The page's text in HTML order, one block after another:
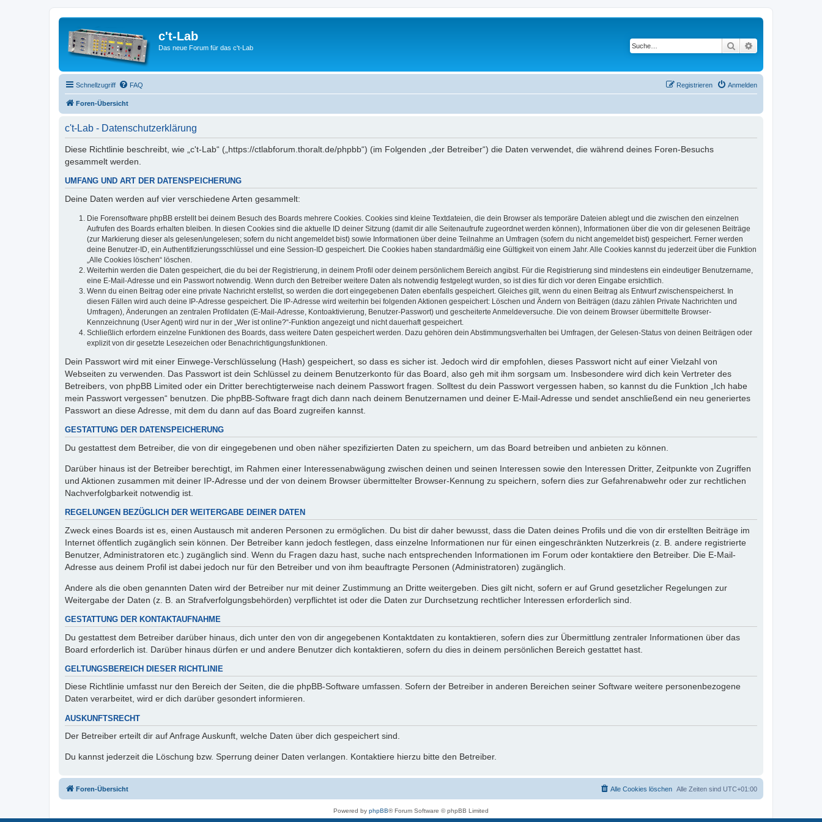
c't-Lab
Das neue Forum für das c't-Lab Suche
Schnellzugriff FAQ Anmelden
Registrieren
Foren-Übersicht
c't-Lab - Datenschutzerklärung
Diese Richtlinie beschreibt, wie „c't-Lab“ („https://ctlabforum.thoralt.de/phpbb“) (im Folgenden „der Betreiber“) die Daten verwendet, die während deines Foren-Besuchs
gesammelt werden.
UMFANG UND ART DER DATENSPEICHERUNG
Deine Daten werden auf vier verschiedene Arten gesammelt:
Die Forensoftware phpBB erstellt bei deinem Besuch des Boards mehrere Cookies. Cookies sind kleine Textdateien, die dein Browser als temporäre Dateien ablegt und die zwischen den einzelnen
Aufrufen des Boards erhalten bleiben. In diesen Cookies sind die aktuelle ID deiner Sitzung (damit dir alle Seitenaufrufe zugeordnet werden können), Informationen über die von dir gelesenen Beiträge
(zur Markierung dieser als gelesen/ungelesen; sofern du nicht angemeldet bist) sowie Informationen über deine Teilnahme an Umfragen (sofern du nicht angemeldet bist) gespeichert. Ferner werden
deine Benutzer-ID, ein Authentifizierungsschlüssel und eine Session-ID gespeichert. Die Cookies haben standardmäßig eine Gültigkeit von einem Jahr. Alle Cookies kannst du jederzeit über die Funktion
„Alle Cookies löschen“ löschen.
Weiterhin werden die Daten gespeichert, die du bei der Registrierung, in deinem Profil oder deinem persönlichem Bereich angibst. Für die Registrierung sind mindestens ein eindeutiger Benutzername,
eine E-Mail-Adresse und ein Passwort notwendig. Wenn durch den Betreiber weitere Daten als notwendig festgelegt wurden, so ist dies für dich vor deren Eingabe ersichtlich.
Wenn du einen Beitrag oder eine private Nachricht erstellst, so werden die dort eingegebenen Daten ebenfalls gespeichert. Gleiches gilt, wenn du einen Beitrag als Entwurf zwischenspeicherst. In
diesen Fällen wird auch deine IP-Adresse gespeichert. Die IP-Adresse wird weiterhin bei folgenden Aktionen gespeichert: Löschen und Ändern von Beiträgen (dazu zählen Private Nachrichten und
Umfragen), Änderungen an zentralen Profildaten (E-Mail-Adresse, Kontoaktivierung, Benutzer-Passwort) und gescheiterte Anmeldeversuche. Die von deinem Browser übermittelte Browser-
Kennzeichnung (User Agent) wird nur in der „Wer ist online?“-Funktion angezeigt und nicht dauerhaft gespeichert.
Schließlich erfordern einzelne Funktionen des Boards, dass weitere Daten gespeichert werden. Dazu gehören dein Abstimmungsverhalten bei Umfragen, der Gelesen-Status von deinen Beiträgen oder
explizit von dir gesetzte Lesezeichen oder Benachrichtigungsfunktionen.
Dein Passwort wird mit einer Einwege-Verschlüsselung (Hash) gespeichert, so dass es sicher ist. Jedoch wird dir empfohlen, dieses Passwort nicht auf einer Vielzahl von
Webseiten zu verwenden. Das Passwort ist dein Schlüssel zu deinem Benutzerkonto für das Board, also geh mit ihm sorgsam um. Insbesondere wird dich kein Vertreter des
Betreibers, von phpBB Limited oder ein Dritter berechtigterweise nach deinem Passwort fragen. Solltest du dein Passwort vergessen haben, so kannst du die Funktion „Ich habe
mein Passwort vergessen“ benutzen. Die phpBB-Software fragt dich dann nach deinem Benutzernamen und deiner E-Mail-Adresse und sendet anschließend ein neu generiertes
Passwort an diese Adresse, mit dem du dann auf das Board zugreifen kannst.
GESTATTUNG DER DATENSPEICHERUNG
Du gestattest dem Betreiber, die von dir eingegebenen und oben näher spezifizierten Daten zu speichern, um das Board betreiben und anbieten zu können.
Darüber hinaus ist der Betreiber berechtigt, im Rahmen einer Interessenabwägung zwischen deinen und seinen Interessen sowie den Interessen Dritter, Zeitpunkte von Zugriffen
und Aktionen zusammen mit deiner IP-Adresse und der von deinem Browser übermittelter Browser-Kennung zu speichern, sofern dies zur Gefahrenabwehr oder zur rechtlichen
Nachverfolgbarkeit notwendig ist.
REGELUNGEN BEZÜGLICH DER WEITERGABE DEINER DATEN
Zweck eines Boards ist es, einen Austausch mit anderen Personen zu ermöglichen. Du bist dir daher bewusst, dass die Daten deines Profils und die von dir erstellten Beiträge im
Internet öffentlich zugänglich sein können. Der Betreiber kann jedoch festlegen, dass einzelne Informationen nur für einen eingeschränkten Nutzerkreis (z. B. andere registrierte
Benutzer, Administratoren etc.) zugänglich sind. Wenn du Fragen dazu hast, suche nach entsprechenden Informationen im Forum oder kontaktiere den Betreiber. Die E-Mail-
Adresse aus deinem Profil ist dabei jedoch nur für den Betreiber und von ihm beauftragte Personen (Administratoren) zugänglich.
Andere als die oben genannten Daten wird der Betreiber nur mit deiner Zustimmung an Dritte weitergeben. Dies gilt nicht, sofern er auf Grund gesetzlicher Regelungen zur
Weitergabe der Daten (z. B. an Strafverfolgungsbehörden) verpflichtet ist oder die Daten zur Durchsetzung rechtlicher Interessen erforderlich sind.
GESTATTUNG DER KONTAKTAUFNAHME
Du gestattest dem Betreiber darüber hinaus, dich unter den von dir angegebenen Kontaktdaten zu kontaktieren, sofern dies zur Übermittlung zentraler Informationen über das
Board erforderlich ist. Darüber hinaus dürfen er und andere Benutzer dich kontaktieren, sofern du dies in deinem persönlichen Bereich gestattet hast.
GELTUNGSBEREICH DIESER RICHTLINIE
Diese Richtlinie umfasst nur den Bereich der Seiten, die die phpBB-Software umfassen. Sofern der Betreiber in anderen Bereichen seiner Software weitere personenbezogene
Daten verarbeitet, wird er dich darüber gesondert informieren.
AUSKUNFTSRECHT
Der Betreiber erteilt dir auf Anfrage Auskunft, welche Daten über dich gespeichert sind.
Du kannst jederzeit die Löschung bzw. Sperrung deiner Daten verlangen. Kontaktiere hierzu bitte den Betreiber.
Foren-Übersicht Alle Zeiten sind UTC+01:00
Alle Cookies löschen
Powered by phpBB® Forum Software © phpBB Limited